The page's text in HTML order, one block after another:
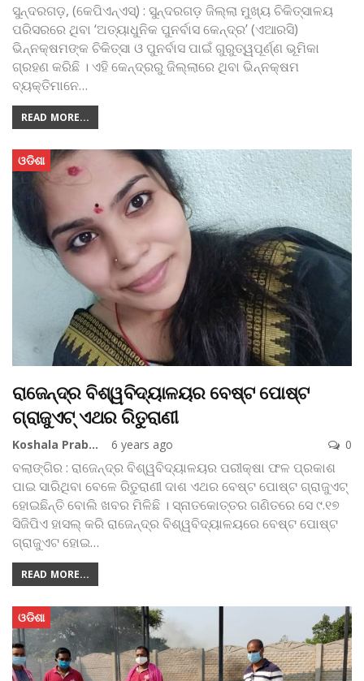
ସୁନ୍ଦରଗଡ଼, (କେପିଏନ୍‌ଏସ୍‌) : ସୁନ୍ଦରଗଡ଼ ଜିଲ୍ଲା ମୁଖ୍ୟ ଚିକିତ୍ସାଳୟ
ପରିସରରେ ଥିବା ‘ଅତ୍ୟାଧୁନିକ ପୁନର୍ବାସ କେନ୍ଦ୍ର’ (ଏଆରସି)
ଭିନ୍ନକ୍ଷମଙ୍କ ଚିକିତ୍ସା ଓ ପୁନର୍ବାସ ପାଇଁ ଗୁରୁତ୍ୱପୂର୍ଣ୍ଣ ଭୂମିକା
ଗ୍ରହଣ କରିଛି । ଏହି କେନ୍ଦ୍ରରୁ ଜିଲ୍ଲାରେ ଥିବା ଭିନ୍ନକ୍ଷମ
ବ୍ୟକ୍ତିମାନେ…
READ MORE...
ଓଡିଶା
ରାଜେନ୍ଦ୍ର ବିଶ୍ୱବିଦ୍ୟାଳୟର ବେଷ୍ଟ ପୋଷ୍ଟ
ଗ୍ରାଜୁଏଟ୍‌ ଏଥର ରିତୁରାଣୀ
Koshala Prabaha 6 years ago 0
ବଲାଙ୍ଗିର : ରାଜେନ୍ଦ୍ର ବିଶ୍ୱବିଦ୍ୟାଳୟର ପରୀକ୍ଷା ଫଳ ପ୍ରକାଶ
ପାଇ ସାରିଥିବା ବେଳେ ରିତୁରାଣୀ ଦାଶ ଏଥର ବେଷ୍ଟ ପୋଷ୍ଟ ଗ୍ରାଜୁଏଟ୍
ହୋଇଛିନ୍ତି ବୋଲି ଖବର ମିଳିଛି । ସ୍ନାତକୋତ୍ତର ଗଣିତରେ ସେ ୯.୧୭
ସିଜିପିଏ ହାସଲ୍‌ କରି ରାଜେନ୍ଦ୍ର ବିଶ୍ୱବିଦ୍ୟାଳୟରେ ବେଷ୍ଟ ପୋଷ୍ଟ
ଗ୍ରାଜୁଏଟ ହୋଇ…
READ MORE...
ଓଡିଶା